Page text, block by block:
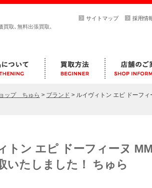
買取､無料出張買取､
サイトマップ 採用情
ップ ちゅら > ブランド > ルイヴィトン エピ ドーフ
トン エピ ドーフィーヌ
いたしました！ ちゅら